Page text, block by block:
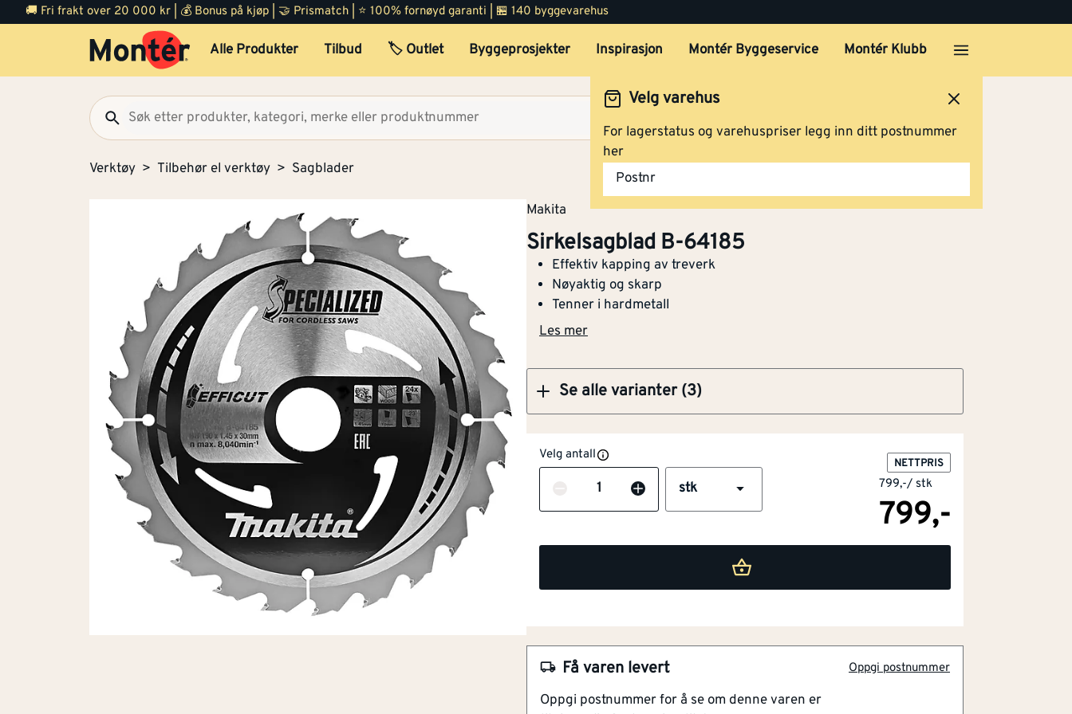
🚚 Fri frakt over 20 000 kr | 💰 Bonus på kjøp | 🤝 Prismatch | ⭐ 100% fornøyd garanti | 🏪 140 byggevarehus
Alle Produkter Tilbud 🏷️ Outlet Byggeprosjekter Inspirasjon Montér Byggeservice Montér Klubb
Velg varehus
For lagerstatus og varehuspriser legg inn ditt postnummer
her
Postnr
Verktøy Tilbehør el verktøy Sagblader
Makita
Sirkelsagblad B-64185
Effektiv kapping av treverk
Nøyaktig og skarp
Tenner i hardmetall
Les mer
Se alle varianter (3)
Sirkelsagblad B-64185
Kjøp
Sirkelsagblad 165x20x25t b-
62979 efficut atafr tre
Klikk og hent
Sirkelsagblad 260x30x60t b-
67234 efficut atafr tre
Velg antall
Antall stk
NETTPRIS
799,-/ stk
799,-
Få varen levert Oppgi postnummer
Oppgi postnummer for å se om denne varen er
Bladdiameter 190 mm